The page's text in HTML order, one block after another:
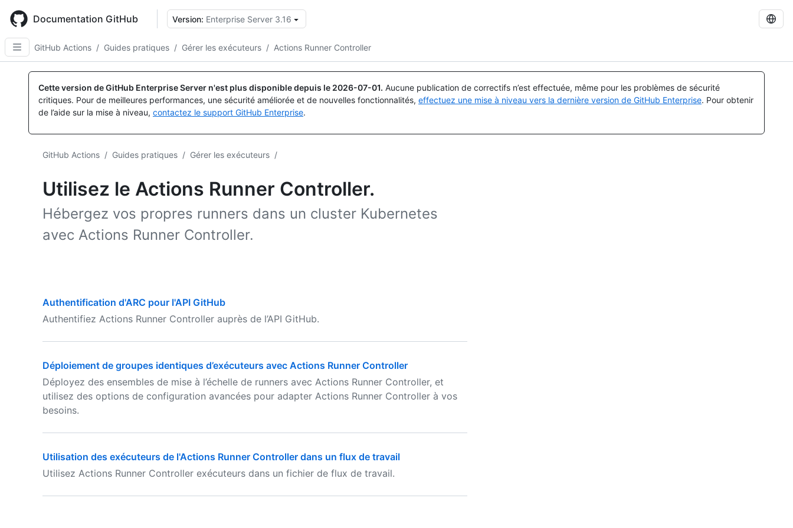
main
content
Documentation GitHub Version: Enterprise Server 3.16
GitHub Actions / Guides pratiques / Gérer les exécuteurs / Actions Runner Controller
Cette version de GitHub Enterprise Server n'est plus disponible depuis le 2026-07-01. Aucune publication de correctifs n’est effectuée, même pour les problèmes de sécurité
critiques. Pour de meilleures performances, une sécurité améliorée et de nouvelles fonctionnalités, effectuez une mise à niveau vers la dernière version de GitHub Enterprise. Pour obtenir
de l’aide sur la mise à niveau, contactez le support GitHub Enterprise.
GitHub Actions / Guides pratiques / Gérer les exécuteurs /
Utilisez le Actions Runner Controller.
Hébergez vos propres runners dans un cluster Kubernetes
avec Actions Runner Controller.
Authentification d'ARC pour l'API GitHub
Authentifiez Actions Runner Controller auprès de l’API GitHub.
Déploiement de groupes identiques d’exécuteurs avec Actions Runner Controller
Déployez des ensembles de mise à l’échelle de runners avec Actions Runner Controller, et
utilisez des options de configuration avancées pour adapter Actions Runner Controller à vos
besoins.
Utilisation des exécuteurs de l'Actions Runner Controller dans un flux de travail
Utilisez Actions Runner Controller exécuteurs dans un fichier de flux de travail.